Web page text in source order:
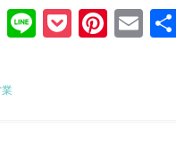
Facebook
LinePocket